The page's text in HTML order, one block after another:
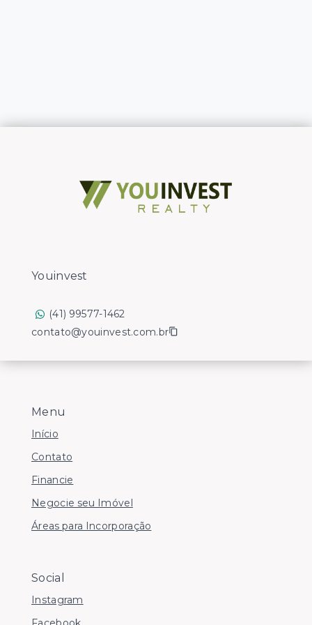
Menu
Início
Contato
Financie
Negocie seu Imóvel
Áreas para Incorporação
Social
Instagram
Youinvest
(41) 99577-1462
contato@youinvest.com.br